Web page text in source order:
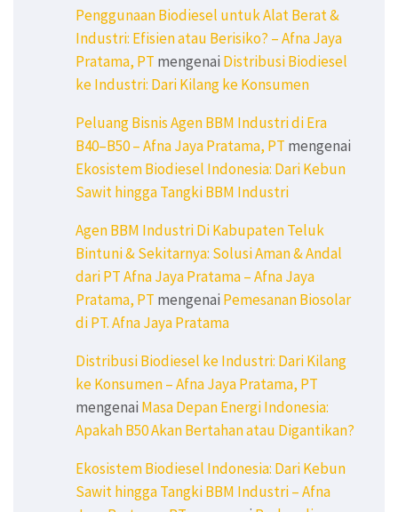
Penggunaan Biodiesel untuk Alat Berat &
Industri: Efisien atau Berisiko? – Afna Jaya
Pratama, PT mengenai Distribusi Biodiesel
ke Industri: Dari Kilang ke Konsumen
Peluang Bisnis Agen BBM Industri di Era
B40–B50 – Afna Jaya Pratama, PT mengenai
Ekosistem Biodiesel Indonesia: Dari Kebun
Sawit hingga Tangki BBM Industri
Agen BBM Industri Di Kabupaten Teluk
Bintuni & Sekitarnya: Solusi Aman & Andal
dari PT Afna Jaya Pratama – Afna Jaya
Pratama, PT mengenai Pemesanan Biosolar
di PT. Afna Jaya Pratama
Distribusi Biodiesel ke Industri: Dari Kilang
ke Konsumen – Afna Jaya Pratama, PT
mengenai Masa Depan Energi Indonesia:
Apakah B50 Akan Bertahan atau Digantikan?
Ekosistem Biodiesel Indonesia: Dari Kebun
Sawit hingga Tangki BBM Industri – Afna